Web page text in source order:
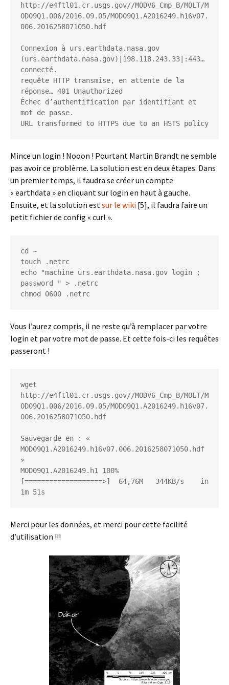
http://e4ftl01.cr.usgs.gov//MODV6_Cmp_B/MOLT/M
OD09Q1.006/2016.09.05/MOD09Q1.A2016249.h16v07.
006.2016258071050.hdf
Connexion à urs.earthdata.nasa.gov
(urs.earthdata.nasa.gov)|198.118.243.33|:443…
connecté.
requête HTTP transmise, en attente de la
réponse… 401 Unauthorized
Échec d’authentification par identifiant et
mot de passe.
URL transformed to HTTPS due to an HSTS policy
Mince un login ! Nooon ! Pourtant Martin Brandt ne semble
pas avoir ce problème. La solution est en deux étapes. Dans
un premier temps, il faudra se créer un compte
« earthdata » en cliquant sur login en haut à gauche.
Ensuite, et la solution estsur le wiki [5], il faudra faire un
petit fichier de config « curl ».
cd ~
touch .netrc
echo "machine urs.earthdata.nasa.gov login
;
password
" > .netrc
chmod 0600 .netrc
Vous l’aurez compris, il ne reste qu’à remplacer par votre
login et par votre mot de passe. Et cette fois-ci les requêtes
passeront !
wget
http://e4ftl01.cr.usgs.gov//MODV6_Cmp_B/MOLT/M
OD09Q1.006/2016.09.05/MOD09Q1.A2016249.h16v07.
006.2016258071050.hdf
Sauvegarde en : «
MOD09Q1.A2016249.h16v07.006.2016258071050.hdf
»
MOD09Q1.A2016249.h1 100%
[===================>]  64,76M   344KB/s    in
1m 51s
Merci pour les données, et merci pour cette facilité
d’utilisation !!!